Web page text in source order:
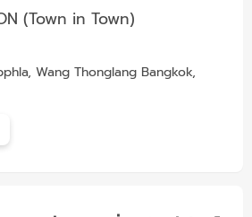
(Town in Town)
Wang Thonglang Bangkok,